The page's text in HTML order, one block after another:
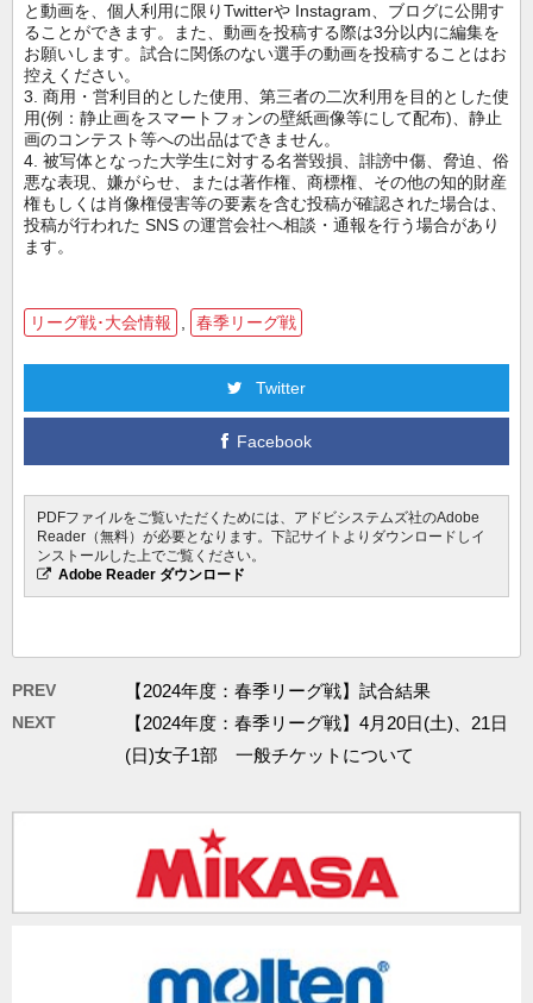
と動画を、個人利用に限りTwitterや Instagram、ブログに公開す
ることができます。また、動画を投稿する際は3分以内に編集を
お願いします。試合に関係のない選手の動画を投稿することはお
控えください。
3. 商用・営利目的とした使用、第三者の二次利用を目的とした使
用(例：静止画をスマートフォンの壁紙画像等にして配布)、静止
画のコンテスト等への出品はできません。
4. 被写体となった大学生に対する名誉毀損、誹謗中傷、脅迫、俗
悪な表現、嫌がらせ、または著作権、商標権、その他の知的財産
権もしくは肖像権侵害等の要素を含む投稿が確認された場合は、
投稿が行われた SNS の運営会社へ相談・通報を行う場合があり
ます。
リーグ戦･大会情報 , 春季リーグ戦
Twitter
Facebook
PDFファイルをご覧いただくためには、アドビシステムズ社のAdobe
Reader（無料）が必要となります。下記サイトよりダウンロードしイ
ンストールした上でご覧ください。
Adobe Reader ダウンロード
PREV 【2024年度：春季リーグ戦】試合結果
NEXT
【2024年度：春季リーグ戦】4月20日(土)、21日
(日)女子1部 一般チケットについて